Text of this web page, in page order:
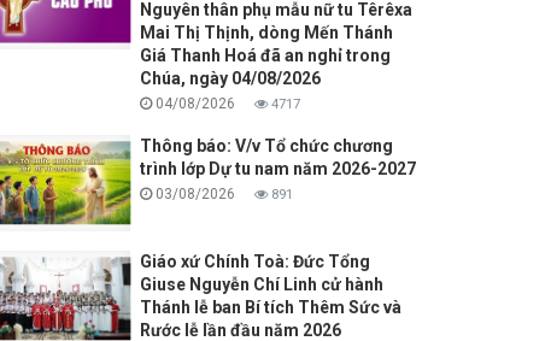
Nguyên thân phụ mẫu nữ tu Têrêxa
Mai Thị Thịnh, dòng Mến Thánh
Giá Thanh Hoá đã an nghỉ trong
Chúa, ngày 04/08/2026
04/08/2026 4717
Thông báo: V/v Tổ chức chương
trình lớp Dự tu nam năm 2026-2027
03/08/2026 891
Giáo xứ Chính Toà: Đức Tổng
Giuse Nguyễn Chí Linh cử hành
Thánh lễ ban Bí tích Thêm Sức và
Rước lễ lần đầu năm 2026